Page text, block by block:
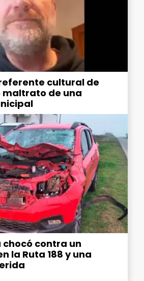
cultural de
maltrato de una
contra un
la Ruta 188 y una